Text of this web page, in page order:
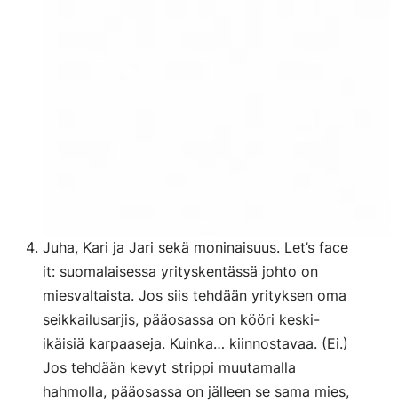
Juha, Kari ja Jari sekä moninaisuus. Let’s face
it: suomalaisessa yrityskentässä johto on
miesvaltaista. Jos siis tehdään yrityksen oma
seikkailusarjis, pääosassa on kööri keski-
ikäisiä karpaaseja. Kuinka… kiinnostavaa. (Ei.)
Jos tehdään kevyt strippi muutamalla
hahmolla, pääosassa on jälleen se sama mies,